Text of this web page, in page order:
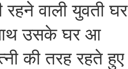
वाली युवती घर
उसके घर आ
की तरह रहते हुए